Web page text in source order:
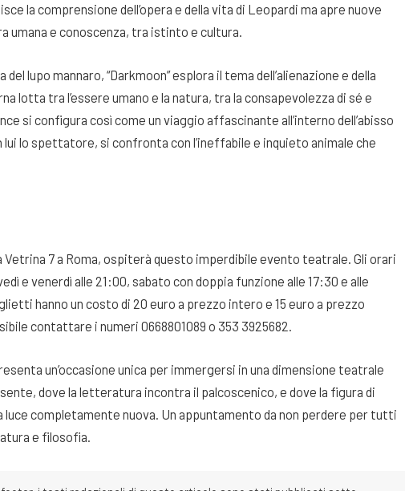
la comprensione dell’opera e della vita di Leopardi ma apre nuove
umana e conoscenza, tra istinto e cultura.
lupo mannaro, “Darkmoon” esplora il tema dell’alienazione e della
lotta tra l’essere umano e la natura, tra la consapevolezza di sé e
si configura così come un viaggio affascinante all’interno dell’abisso
lui lo spettatore, si confronta con l’ineffabile e inquieto animale che
7 a Roma, ospiterà questo imperdibile evento teatrale. Gli orari
e venerdì alle 21:00, sabato con doppia funzione alle 17:30 e alle
hanno un costo di 20 euro a prezzo intero e 15 euro a prezzo
contattare i numeri 0668801089 o 353 3925682.
un’occasione unica per immergersi in una dimensione teatrale
dove la letteratura incontra il palcoscenico, e dove la figura di
luce completamente nuova. Un appuntamento da non perdere per tutti
e filosofia.